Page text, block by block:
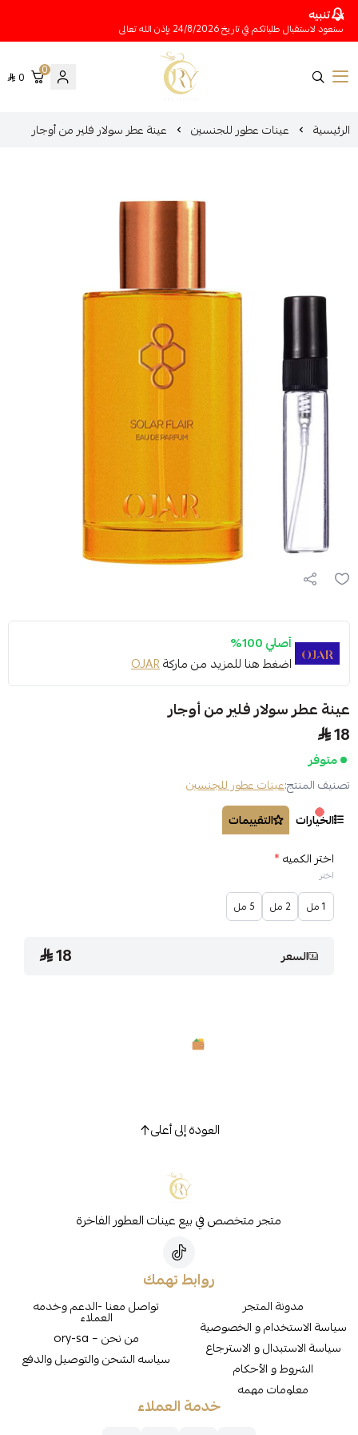
تنبيه
سنعود لاستقبال طلباتكم في تاريخ 24/8/2026 بإذن الله تعالى
متجر عينات عطور أوري
0
0
الرئيسية عينات عطور للجنسين عينة عطر سولار فلير من أوجار
أصلي 100%
اضغط هنا للمزيد من ماركةOJAR
عينة عطر سولار فلير من أوجار
18
متوفر
تصنيف المنتج:عينات عطور للجنسين
الخيارات
التقييمات
اختر الكميه*
اختر
1 مل 2 مل 5 مل
السعر 18
العودة إلى أعلى
متجر متخصص في بيع عينات العطور الفاخرة
روابط تهمك
مدونة المتجر
سياسة الاستخدام و الخصوصية
سياسة الاستبدال و الاسترجاع
الشروط و الأحكام
معلومات مهمه
تواصل معنا -الدعم وخدمه
العملاء
من نحن – ory-sa
سياسه الشحن والتوصيل والدفع
خدمة العملاء